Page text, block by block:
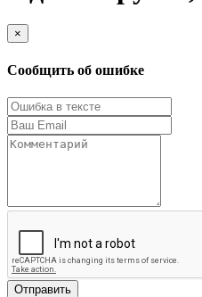
×
Сообщить об ошибке
Отправить